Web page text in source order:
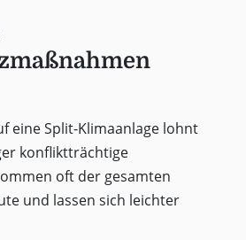
eine Split-Klimaanlage lohnt
konfliktträchtige
oft der gesamten
und lassen sich leichter